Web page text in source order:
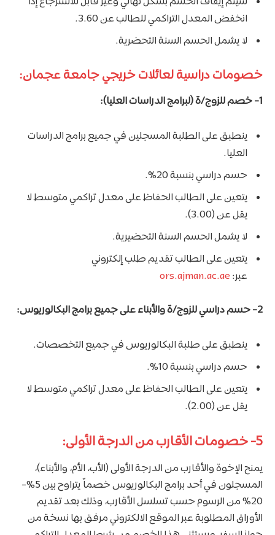
انخفض المعدل التراكمي للطالب عن 3.60.
لا يشمل الحسم السنة التحضرية.
خصومات دراسية لعائلات خريجي جامعة عجمان:
1- خصم للزوج/ة (لبرامج الدراسات العليا):
ينطبق على الطلبة المسجلين في جميع برامج الدراسات
العليا.
حسم دراسي بنسبة 20%.
يتعين على الطالب الحفاظ على معدل تراكمي متوسط لا
يقل عن (3.00).
لا يشمل الحسم السنة التحضيرية.
يتعين على الطالب تقديم طلب إلكتروني
عبر: ors.ajman.ac.ae
2- حسم دراسي للزوج/ة والأبناء على جميع برامج البكالوريوس:
ينطبق على طلبة البكالوريوس في جميع التخصصات.
حسم دراسي بنسبة 10%.
يتعين على الطالب الحفاظ على معدل تراكمي متوسط لا
يقل عن (2.00).
5- خصومات الأقارب من الدرجة الأولى:
يمنح الإخوة والأقارب من الدرجة الأولى (الأب، الأم، والأبناء)،
المسجلون في أحد برامج البكالوريوس خصماً يتراوح بين 5%-
20% من الرسوم حسب تسلسل الأقارب، وذلك بعد تقديم
الأوراق المطلوبة عبر الموقع الالكتروني مرفق بها نسخة من